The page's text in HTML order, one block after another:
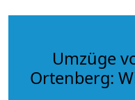
Umzüge
Ortenberg: